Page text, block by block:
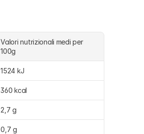
Valori nutrizionali medi per
100g
1524 kJ
360 kcal
2,7 g
0,7 g